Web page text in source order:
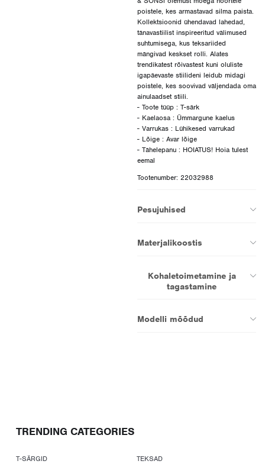
poistele, kes armastavad silma paista.
Kollektsioonid ühendavad lahedad,
tänavastiilist inspireeritud välimused
suhtumisega, kus teksariided
mängivad keskset rolli. Alates
trendikatest rõivastest kuni oluliste
igapäevaste stiilideni leidub midagi
poistele, kes soovivad väljendada oma
ainulaadset stiili.
- Toote tüüp : T-särk
- Kaelaosa : Ümmargune kaelus
- Varrukas : Lühikesed varrukad
- Lõige : Avar lõige
- Tähelepanu : HOIATUS! Hoia tulest
Tootenumber: 22032988
Pesujuhised
Materjalikoostis
Kohaletoimetamine ja
tagastamine
Modelli mõõdud
TRENDING CATEGORIES
T-SÄRGID
TEKSAD